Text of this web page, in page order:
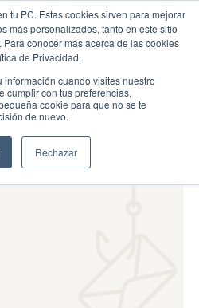
tu PC. Estas cookies sirven para mejorar
más personalizados, tanto en este sitio
conocer más acerca de las cookies
de Privacidad.
cuando visites nuestro
cumplir con tus preferencias,
cookie para que no se te
de nuevo.
Rechazar